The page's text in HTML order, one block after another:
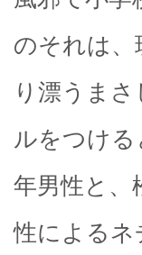
のそれは
り漂うま
ルをつけ
年男性と
性による